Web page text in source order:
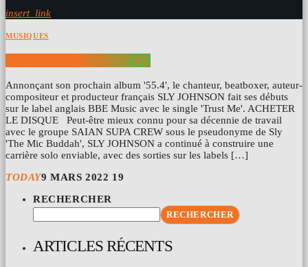
insert_link
MUSIQUES
SLY JOHNSON – TRUST ME
Annonçant son prochain album '55.4', le chanteur, beatboxer, auteur-
compositeur et producteur français SLY JOHNSON fait ses débuts
sur le label anglais BBE Music avec le single 'Trust Me'. ACHETER
LE DISQUE Peut-être mieux connu pour sa décennie de travail
avec le groupe SAIAN SUPA CREW sous le pseudonyme de Sly
'The Mic Buddah', SLY JOHNSON a continué à construire une
carrière solo enviable, avec des sorties sur les labels […]
TODAY9 MARS 2022 19
RECHERCHER
RECHERCHER
ARTICLES RÉCENTS